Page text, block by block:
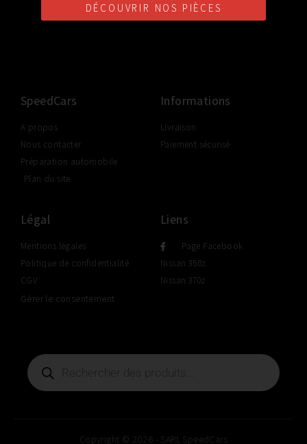
SpeedCars
A propos
Nous contacter
Préparation automobile
Plan du site
Informations
Livraison
Paiement sécurisé
Légal
Mentions légales
Politique de confidentialité
CGV
Gérer le consentement
Liens
Page Facebook
Nissan 350z
Nissan 370z
Copyright © 2026 - SARL SpeedCars
DÉCOUVRIR NOS PIÈCES